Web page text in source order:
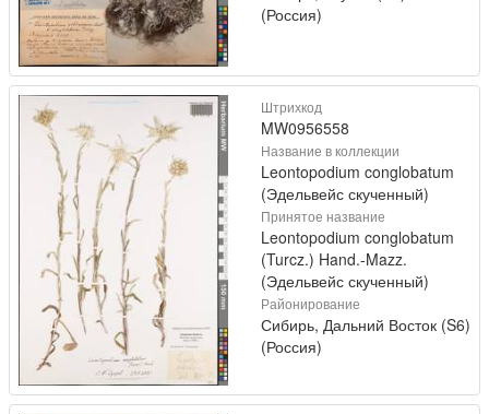
(Россия)
Штрихкод
MW0956558
Название в коллекции
Leontopodium conglobatum
(Эдельвейс скученный)
Принятое название
Leontopodium conglobatum
(Turcz.) Hand.-Mazz.
(Эдельвейс скученный)
Районирование
Сибирь, Дальний Восток (S6)
(Россия)